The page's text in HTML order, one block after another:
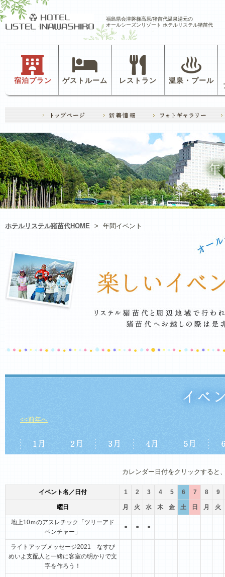
福島県会津磐梯高原/猪苗代温泉湯元の
オールシーズンリゾート ホテルリステル猪苗代
宿泊プラン ゲストルーム レストラン 温泉・プール
ホテルリステル猪苗代HOME > 年間イベント
<<前年へ
カレンダー日付をクリックすると
イベント名／日付 1 2 3 4 5 6 7 8 9
曜日 月 火 水 木 金 土 日 月 火
地上10ｍのアスレチック「ツリーアド
ベンチャー」
● ● ●
ライトアップメッセージ2021 なすび
めいよ支配人と一緒に客室の明かりで文
字を作ろう！